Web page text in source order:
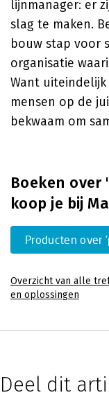
lijnmanager: er
slag te maken.
bouw stap voor
organisatie
Want
mensen op de
bekwaam om
Boeken
koop je bij
Producten over
Overzicht van alle
en oplossingen
Deel dit